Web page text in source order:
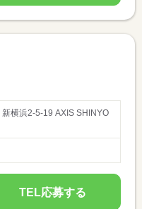
横浜2-5-19 AXIS SHINYO
TEL応募する